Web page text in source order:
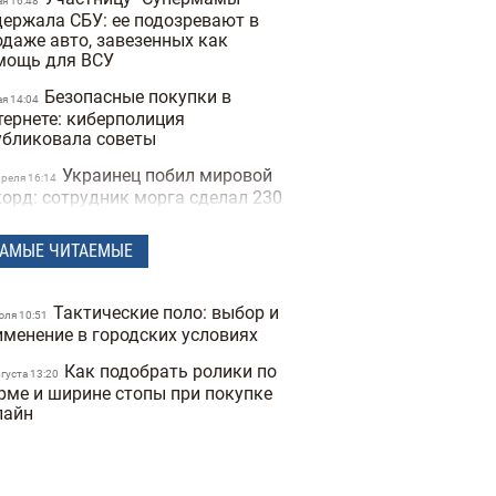
СБУ: ее подозревают в
авто, завезенных как
для ВСУ
14:04 Безопасные покупки в
киберполиция
советы
16:14 Украинец побил мировой
сотрудник морга сделал 230
Мужчины влюбляются
Biology of Sex
17:25
Ученые открыли мутацию
который снижает желание
ЧИТАЕМЫЕ
10:51
Тактические поло: выбор и
в городских условиях
13:20
Как подобрать ролики по
и ширине стопы при покупке